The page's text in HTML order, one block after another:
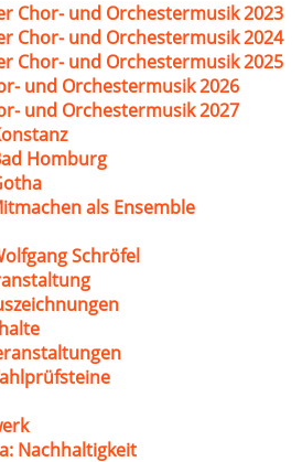
Chor- und Orchestermusik 2023
Chor- und Orchestermusik 2024
Chor- und Orchestermusik 2025
und Orchestermusik 2026
und Orchestermusik 2027
Homburg
als Ensemble
Schröfel
Nachhaltigkeit